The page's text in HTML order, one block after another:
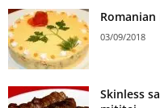
03/09/2018
Skinless